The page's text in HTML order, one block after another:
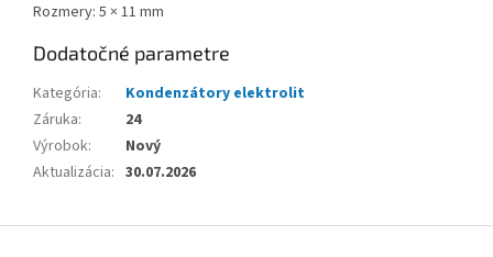
Rozmery: 5 × 11 mm
Dodatočné parametre
Kategória:
Kondenzátory elektrolit
Záruka:
24
Výrobok:
Nový
Aktualizácia: 30.07.2026